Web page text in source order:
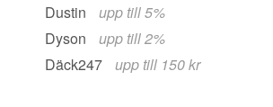
Dustin
upp till 5%
Dyson
upp till 2%
Däck247
upp till 150 kr